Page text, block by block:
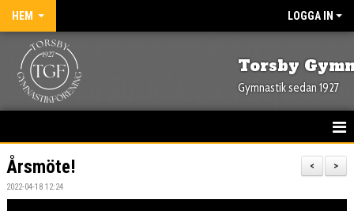
HEM LOGGA IN
Torsby
Gymnastik sedan 1927
HEM
NYHETER
>
<
Årsmöte!
2022-04-18 12:24